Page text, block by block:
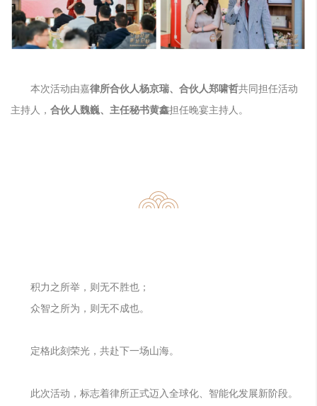
本次活动由嘉律所合伙人杨京瑞、合伙人郑啸哲共同担任活动
主持人， 合伙人魏巍、主任秘书黄鑫担任晚宴主持人。
积力之所举，则无不胜也；
众智之所为，则无不成也。
定格此刻荣光，共赴下一场山海。
此次活动，标志着律所正式迈入全球化、智能化发展新阶段。